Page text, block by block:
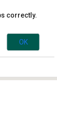
correctly.
OK